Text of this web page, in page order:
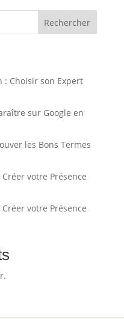
Rechercher
: Choisir son Expert
sur Google en
les Bons Termes
votre Présence
votre Présence